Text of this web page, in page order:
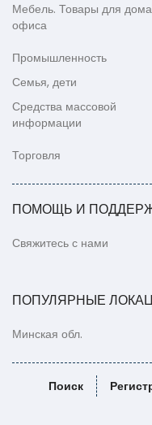
Мебель. Товары для
офиса
Промышленность
Семья, дети
Средства массовой
информации
Торговля
ПОМОЩЬ И
Свяжитесь с нами
ПОПУЛЯРНЫЕ
Минская обл.
Поиск